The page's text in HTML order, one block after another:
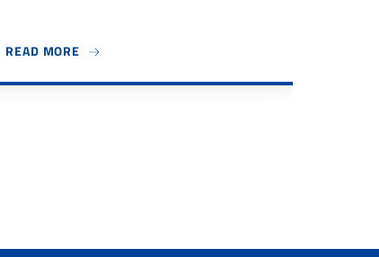
A TRE NUOVI PROFESSORI ASSOCIATI
READ MORE ABOUT AGGIORNATO IL CALENDARIO 2026